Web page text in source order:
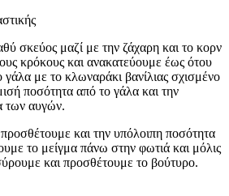
σκεύος μαζί με την ζάχαρη και το κορν
κρόκους και ανακατεύουμε έως ότου
γάλα με το κλωναράκι βανίλιας σχισμένο
ποσότητα από το γάλα και την
των αυγών.
και την υπόλοιπη ποσότητα
το μείγμα πάνω στην φωτιά και μόλις
και προσθέτουμε το βούτυρο.